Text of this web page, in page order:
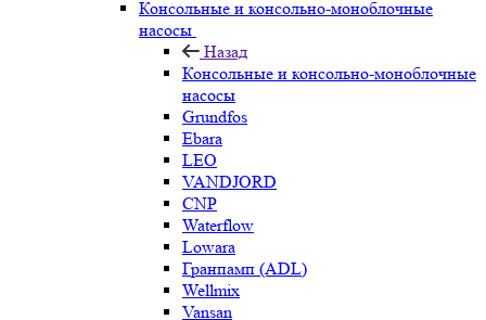
Консольные и консольно-моноблочные
насосы
Назад
Консольные и консольно-моноблочные
насосы
Grundfos
Ebara
LEO
VANDJORD
CNP
Waterflow
Lowara
Гранпамп (ADL)
Wellmix
Vansan